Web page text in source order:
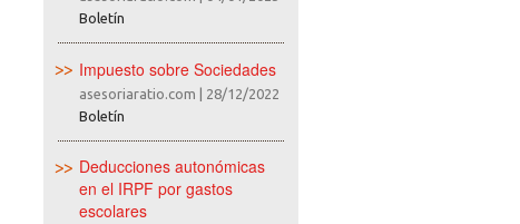
Boletín
Impuesto sobre Sociedades
asesoriaratio.com
28/12/2022
Boletín
Deducciones autonómicas
en el IRPF por gastos
escolares